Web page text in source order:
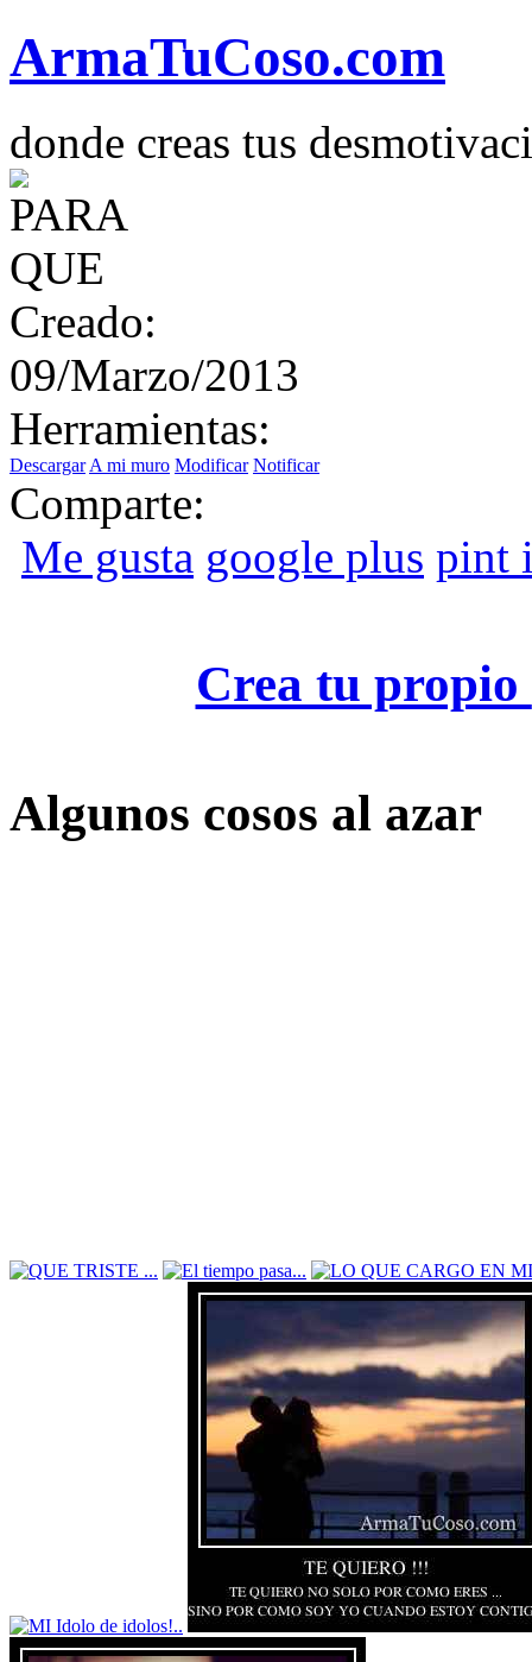
ArmaTuCoso.com
donde creas tus
Creado:
09/Marzo/2013
Herramientas:
Descargar A mi muro Modificar Notificar
Comparte:
Me gusta google plus pint
Crea tu propio
Algunos cosos al azar